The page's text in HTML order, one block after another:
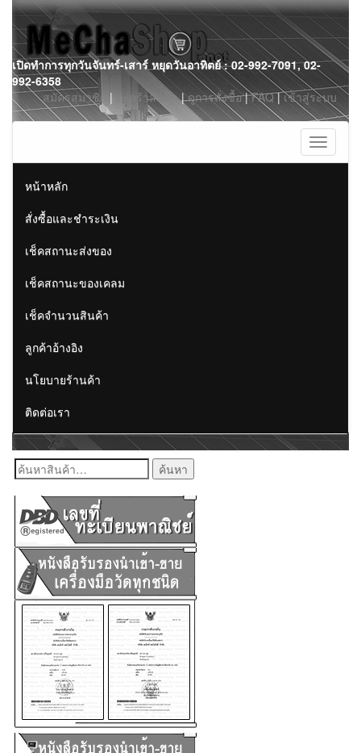
Skip
to
content
เปิดทำการทุกวันจันทร์-เสาร์ หยุดวันอาทิตย์ : 02-992-7091, 02-
992-6358
สมัครสมาชิก | ตะกร้าสินค้า|ดูการสั่งซื้อ|FAQ|เข้าสู่ระบบ
Toggle
หน้าหลัก
สั่งซื้อและชำระเงิน
เช็คสถานะส่งของ
เช็คสถานะของเคลม
เช็คจำนวนสินค้า
ลูกค้าอ้างอิง
นโยบายร้านค้า
ติดต่อเรา
ค้นหา: